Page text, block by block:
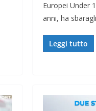
Europei Under
anni, ha
Leggi tutto